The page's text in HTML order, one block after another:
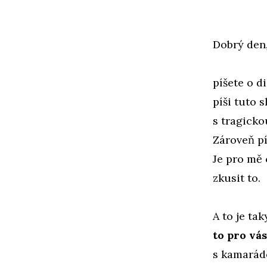
Dobrý
píšete o
píši tuto
s
Zároveň
Je pro
zkusit to.
A to je
to pro
s